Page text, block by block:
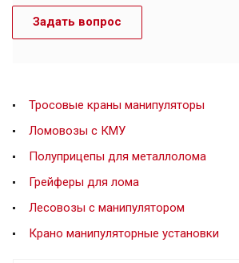
Задать вопрос
Тросовые краны манипуляторы
Ломовозы с КМУ
Полуприцепы для металлолома
Грейферы для лома
Лесовозы с манипулятором
Крано манипуляторные установки